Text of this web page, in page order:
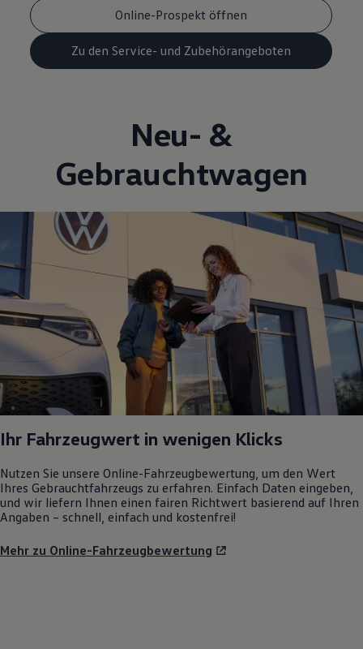
Online-Prospekt öffnen
Zu den Service- und Zubehörangeboten
Neu- &
Gebrauchtwagen
Ihr Fahrzeugwert in wenigen Klicks
Nutzen Sie unsere Online-Fahrzeugbewertung, um den Wert
Ihres Gebrauchtfahrzeugs zu erfahren. Einfach Daten eingeben,
und wir liefern Ihnen einen fairen Richtwert basierend auf Ihren
Angaben – schnell, einfach und kostenfrei!
Mehr zu Online-Fahrzeugbewertung